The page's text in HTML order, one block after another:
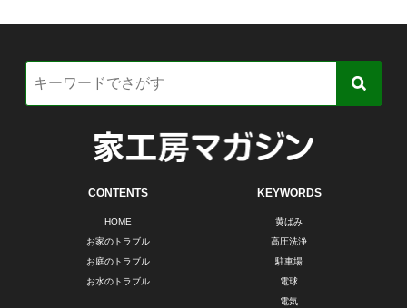
CONTENTS
HOME
お家のトラブル
お庭のトラブル
お水のトラブル
KEYWORDS
黄ばみ
高圧洗浄
駐車場
電球
電気